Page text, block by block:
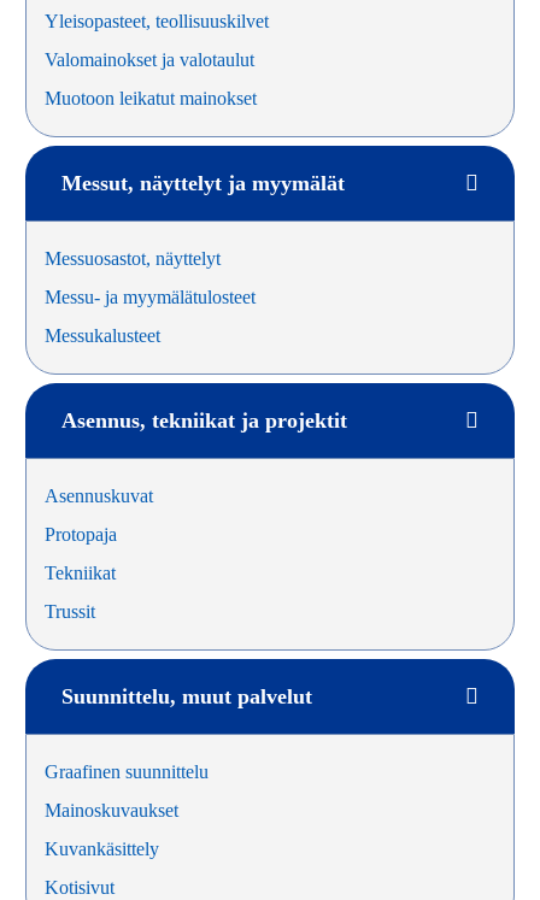
Yleisopasteet, teollisuuskilvet
Valomainokset ja valotaulut
Muotoon leikatut mainokset
Messut, näyttelyt ja myymälät
Messuosastot, näyttelyt
Messu- ja myymälätulosteet
Messukalusteet
Asennus, tekniikat ja projektit
Asennuskuvat
Protopaja
Tekniikat
Trussit
Suunnittelu, muut palvelut
Graafinen suunnittelu
Mainoskuvaukset
Kuvankäsittely
Kotisivut